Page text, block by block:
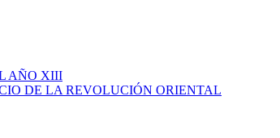
AÑO XIII
DE LA REVOLUCIÓN ORIENTAL